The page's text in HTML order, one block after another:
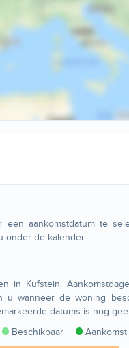
aankomstdatum te
onder de kalender.
in Kufstein.
u wanneer de woning
datums is nog
Beschikbaar